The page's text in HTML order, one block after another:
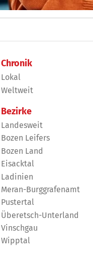
Chronik
Lokal
Weltweit
Bezirke
Landesweit
Bozen Leifers
Bozen Land
Eisacktal
Ladinien
Meran-Burggrafenamt
Pustertal
Überetsch-Unterland
Vinschgau
Wipptal